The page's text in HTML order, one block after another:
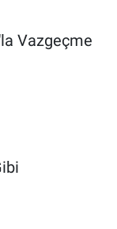
Vazgeçme